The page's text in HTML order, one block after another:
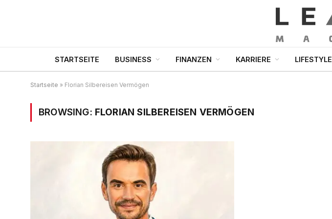
STARTSEITE BUSINESS FINANZEN KARRIERE LIFESTYLE
Startseite » Florian Silbereisen Vermögen
BROWSING: FLORIAN SILBEREISEN VERMÖGEN